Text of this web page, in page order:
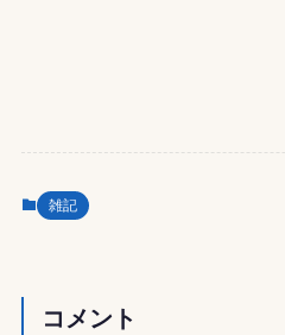
雑記
コメント